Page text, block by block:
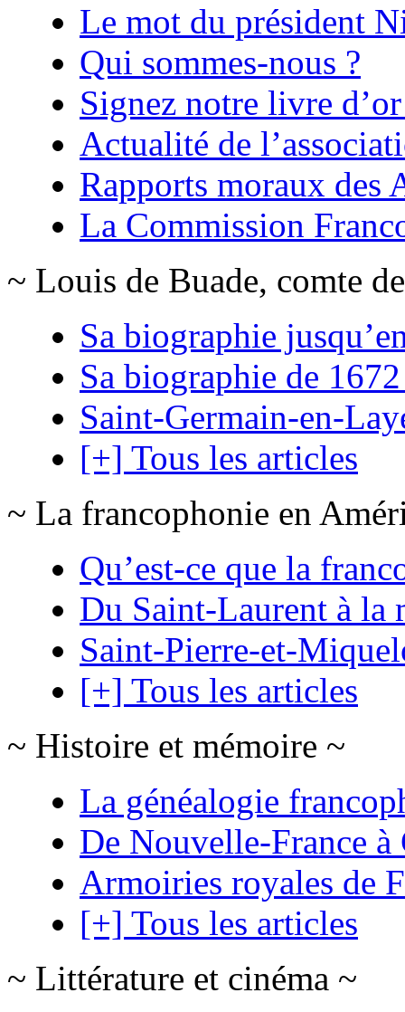
Le mot du président
Qui sommes-nous ?
Signez notre livre
Actualité de
Rapports moraux des
La Commission
~ Louis de Buade, comte
Sa biographie
Sa biographie de
Saint-Germain-en-
[+] Tous les articles
~ La francophonie en
Qu’est-ce que la
Du Saint-Laurent à la
Saint-Pierre-et-
[+] Tous les articles
~ Histoire et mémoire ~
La généalogie
De Nouvelle-France à
Armoiries royales de
[+] Tous les articles
~ Littérature et cinéma ~